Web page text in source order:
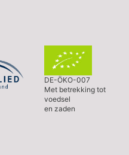
DE-ÖKO-007
Met betrekking tot
voedsel
en zaden